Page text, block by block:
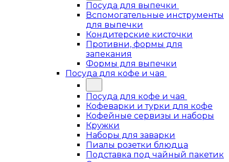
Посуда для выпечки
Вспомогательные инструменты
для выпечки
Кондитерские кисточки
Противни, формы для
запекания
Формы для выпечки
Посуда для кофе и чая
Посуда для кофе и чая
Кофеварки и турки для кофе
Кофейные сервизы и наборы
Кружки
Наборы для заварки
Пиалы розетки блюдца
Подставка под чайный пакетик